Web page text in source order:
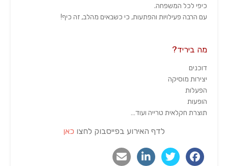
כיפי לכל המשפחה.
עם הרבה פעילויות והפתעות, כי כשבאים מהלב, זה כיף!
מה ביריד?
דוכנים
יצירות מוסיקה
הפעלות
הופעות
תוצרת חקלאית טרייה ועוד…
לדף האירוע בפייסבוק לחצו כאן